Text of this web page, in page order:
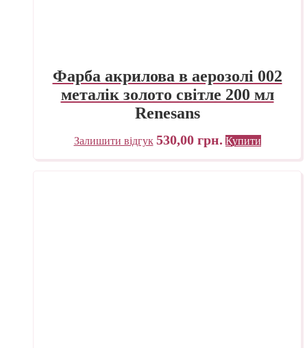
Фарба акрилова в аерозолі 002
металік золото світле 200 мл
Renesans
Залишити відгук 530,00 грн. Купити